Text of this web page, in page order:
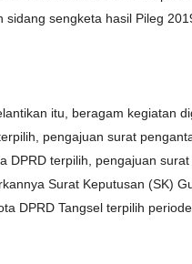
sengketa hasil Pileg
itu, beragam kegiatan
pengajuan surat
DPRD terpilih, pengajuan
Surat Keputusan (SK)
DPRD Tangsel terpilih